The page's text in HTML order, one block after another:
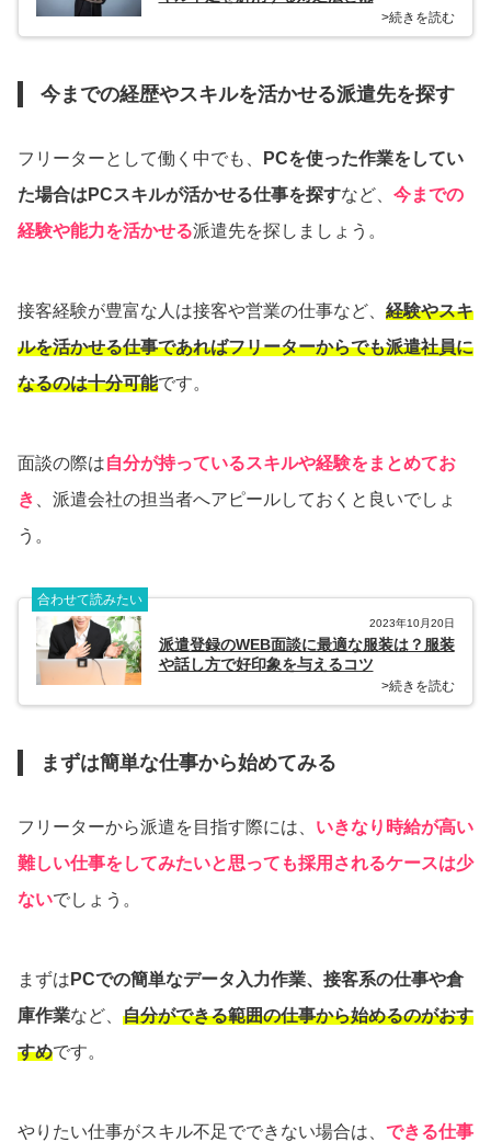
>続きを読む
今までの経歴やスキルを活かせる派遣先を探す
フリーターとして働く中でも、
PCを使った作業をしてい
た場合はPCスキルが活かせる仕事を探すなど、 今までの
経験や能力を活かせる派遣先を探しましょう。
接客経験が豊富な人は接客や営業の仕事など、 経験やスキ
ルを活かせる仕事であればフリーターからでも派遣社員に
なるのは十分可能です。
面談の際は自分が持っているスキルや経験をまとめてお
き
、派遣会社の担当者へアピールしておくと良いでしょ
う。
合わせて読みたい
2023年10月20日
派遣登録のWEB面談に最適な服装は？服装
や話し方で好印象を与えるコツ
>続きを読む
まずは簡単な仕事から始めてみる
フリーターから派遣を目指す際には、 いきなり時給が高い
難しい仕事をしてみたいと思っても採用されるケースは少
ないでしょう。
まずは PCでの簡単なデータ入力作業、接客系の仕事や倉
庫作業など、 自分ができる範囲の仕事から始めるのがおす
すめです。
やりたい仕事がスキル不足でできない場合は、 できる仕事